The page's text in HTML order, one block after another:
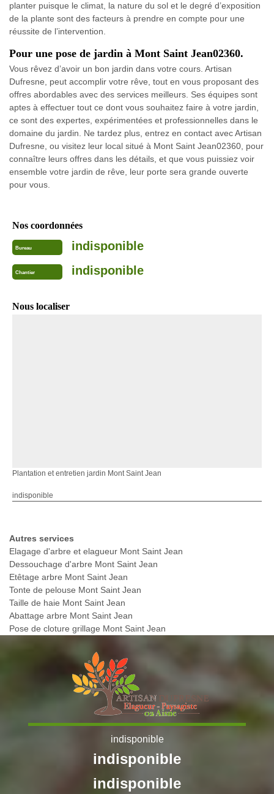
planter puisque le climat, la nature du sol et le degré d’exposition
de la plante sont des facteurs à prendre en compte pour une
réussite de l’intervention.
Pour une pose de jardin à Mont Saint Jean02360.
Vous rêvez d’avoir un bon jardin dans votre cours. Artisan
Dufresne, peut accomplir votre rêve, tout en vous proposant des
offres abordables avec des services meilleurs. Ses équipes sont
aptes à effectuer tout ce dont vous souhaitez faire à votre jardin,
ce sont des expertes, expérimentées et professionnelles dans le
domaine du jardin. Ne tardez plus, entrez en contact avec Artisan
Dufresne, ou visitez leur local situé à Mont Saint Jean02360, pour
connaître leurs offres dans les détails, et que vous puissiez voir
ensemble votre jardin de rêve, leur porte sera grande ouverte
pour vous.
Nos coordonnées
Bureau indisponible
Chantier indisponible
Nous localiser
Plantation et entretien jardin Mont Saint Jean
indisponible
Autres services
Elagage d'arbre et elagueur Mont Saint Jean
Dessouchage d'arbre Mont Saint Jean
Etêtage arbre Mont Saint Jean
Tonte de pelouse Mont Saint Jean
Taille de haie Mont Saint Jean
Abattage arbre Mont Saint Jean
Pose de cloture grillage Mont Saint Jean
indisponible
indisponible
indisponible